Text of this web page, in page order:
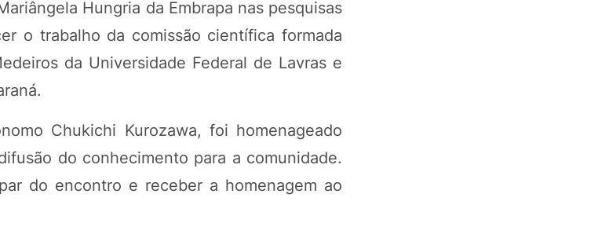
Hungria da Embrapa nas pesquisas
o trabalho da comissão científica formada
da Universidade Federal de Lavras e
Chukichi Kurozawa, foi homenageado
do conhecimento para a comunidade.
do encontro e receber a homenagem ao